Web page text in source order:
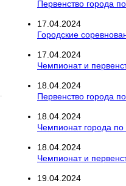
Первенство города
17.04.2024
Городские
17.04.2024
Чемпионат и
18.04.2024
Первенство города
18.04.2024
Чемпионат города
18.04.2024
Чемпионат и
19.04.2024